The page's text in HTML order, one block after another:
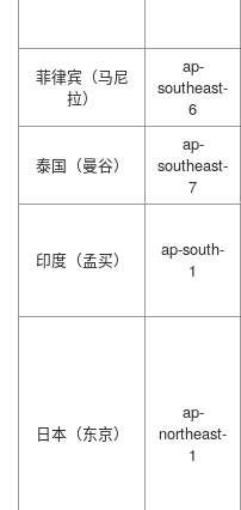
菲律宾（马尼
拉）
ap-
southeast-
6
泰国（曼谷）
ap-
southeast-
7
印度（孟买）
ap-south-
1
日本（东京）
ap-
northeast-
1